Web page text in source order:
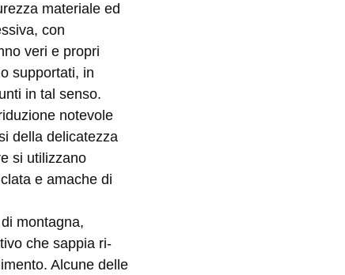
materiale ed
con
veri e propri
supportati, in
in tal senso.
notevole
della delicatezza
si utilizzano
e amache di
montagna,
che sappia ri-
Alcune delle